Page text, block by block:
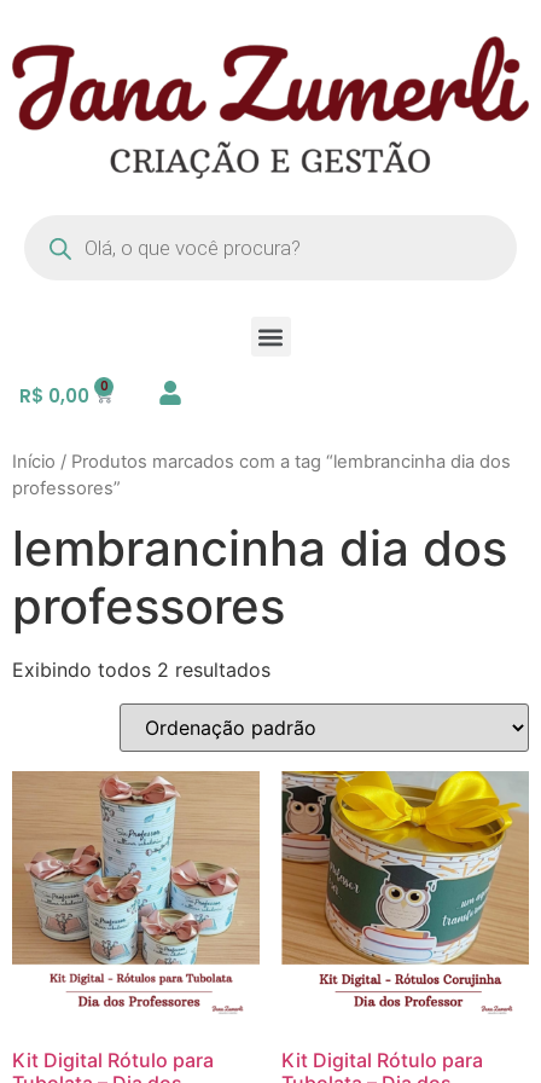
R$ 0,00
Início / Produtos marcados com a tag “lembrancinha dia dos
professores”
lembrancinha dia dos
professores
Exibindo todos 2 resultados
Kit Digital Rótulo para
Kit Digital Rótulo para